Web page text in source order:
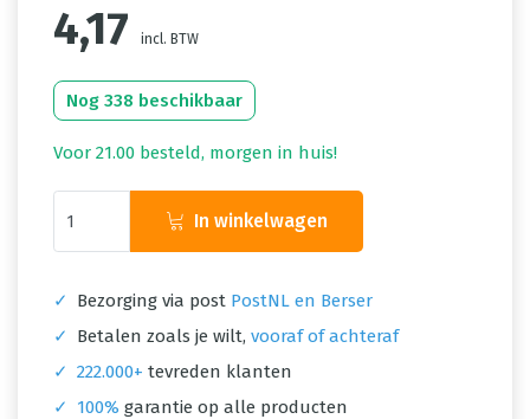
4,17 incl. BTW
Nog 338 beschikbaar
Voor 21.00 besteld, morgen in huis!
In winkelwagen
✓ Bezorging via post PostNL en Berser
✓
Betalen zoals je wilt, vooraf of achteraf
✓ 222.000+ tevreden klanten
✓
100% garantie op alle producten